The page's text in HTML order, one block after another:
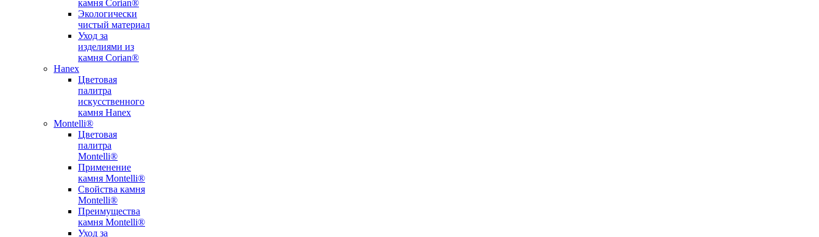
камня Corian®
Экологически
чистый материал
Уход за
изделиями из
камня Corian®
Hanex
Цветовая
палитра
искусственного
камня Hanex
Montelli®
Цветовая
палитра
Montelli®
Применение
камня Montelli®
Свойства камня
Montelli®
Преимущества
камня Montelli®
Уход за